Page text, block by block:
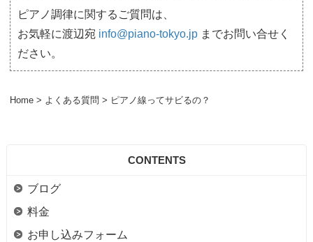
ピアノ調律に関するご質問は、
お気軽に渡辺宛 info@piano-tokyo.jp までお問い合せく
ださい。
Home > よくある質問 > ピアノ線ってサビるの？
CONTENTS
ブログ
料金
お申し込みフォーム